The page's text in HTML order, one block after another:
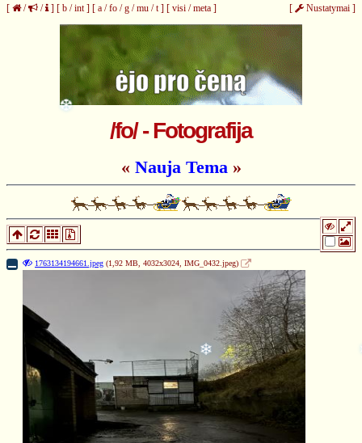
[ / / ] [ b /int] [ a /fo /g /mu /t] [ visi /meta ] [ Nustatymai ]
/fo/ - Fotografija
« Nauja Tema»
❄
1763134194661.jpeg (1,92 MB, 4032x3024, IMG_0432.jpeg)